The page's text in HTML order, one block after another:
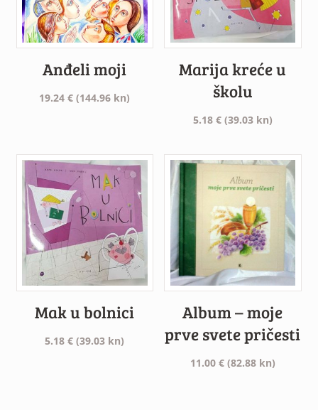
Anđeli moji
19.24€ (144.96 kn)
Marija kreće u
školu
5.18 € (39.03 kn)
Mak u bolnici
5.18€ (39.03 kn)
Album – moje
prve svete pričesti
11.00 € (82.88 kn)